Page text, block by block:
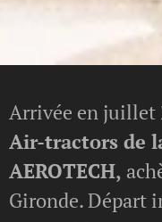
Arrivée en juillet
Air-tractors de
AEROTECH,
Gironde. Départ